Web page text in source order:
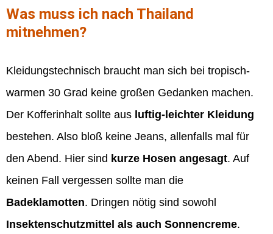
Was muss ich nach Thailand
mitnehmen?
Kleidungstechnisch braucht man sich bei tropisch-
warmen 30 Grad keine großen Gedanken machen.
Der Kofferinhalt sollte aus luftig-leichter Kleidung
bestehen. Also bloß keine Jeans, allenfalls mal für
den Abend. Hier sind kurze Hosen angesagt. Auf
keinen Fall vergessen sollte man die
Badeklamotten. Dringen nötig sind sowohl
Insektenschutzmittel als auch Sonnencreme.